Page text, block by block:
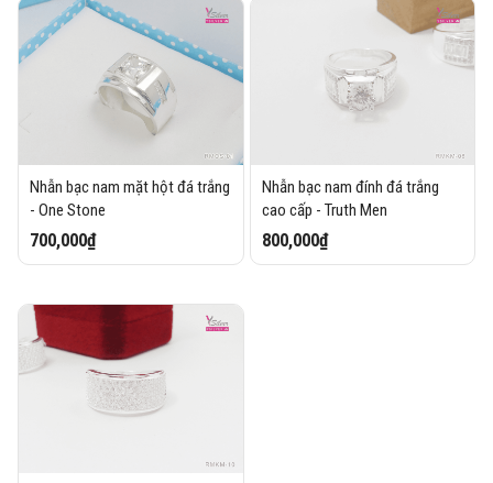
Nhẫn bạc nam mặt hột đá trắng
- One Stone
700,000₫
Nhẫn bạc nam đính đá trắng
cao cấp - Truth Men
800,000₫